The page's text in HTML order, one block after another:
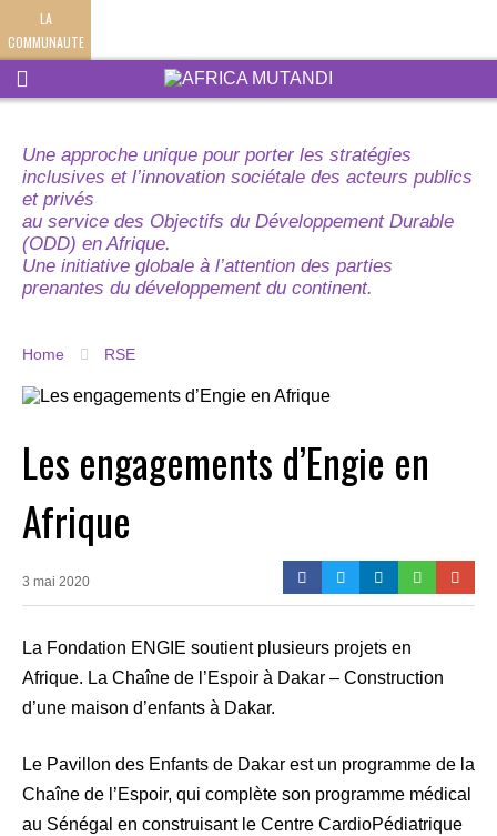
LA
COMMUNAUTE
Une approche unique pour porter les stratégies
inclusives et l’innovation sociétale des acteurs publics
et privés
au service des Objectifs du Développement Durable
(ODD) en Afrique.
Une initiative globale à l’attention des parties
prenantes du développement du continent.
Home RSE
Les engagements d’Engie en
Afrique
3 mai 2020
La Fondation ENGIE soutient plusieurs projets en
Afrique. La Chaîne de l’Espoir à Dakar – Construction
d’une maison d’enfants à Dakar.
Le Pavillon des Enfants de Dakar est un programme de la
Chaîne de l’Espoir, qui complète son programme médical
au Sénégal en construisant le Centre CardioPédiatrique